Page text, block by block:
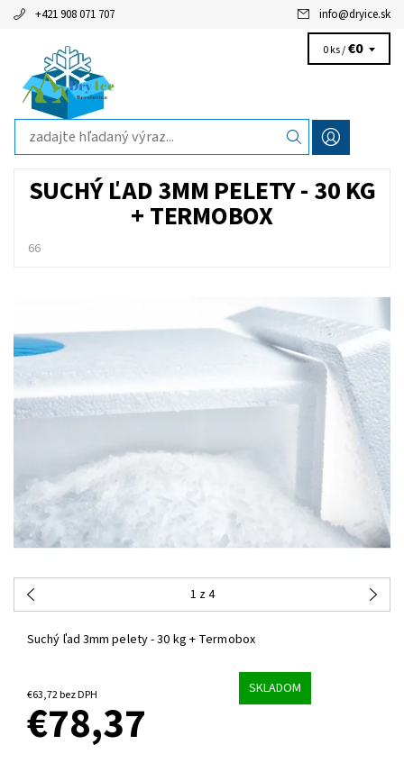
+421 908 071 707 info@dryice.sk
0 ks /€0
SUCHÝ ĽAD 3MM PELETY - 30 KG
+ TERMOBOX
66
1 z 4
Suchý ľad 3mm pelety - 30 kg + Termobox
€63,72 bez DPH SKLADOM
€78,37